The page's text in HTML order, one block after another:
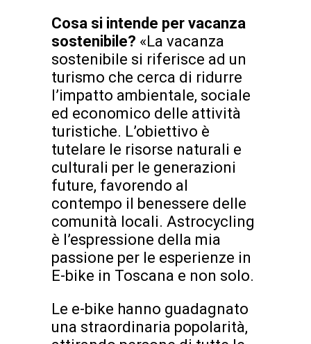
Cosa si intende per vacanza
sostenibile? «La vacanza
sostenibile si riferisce ad un
turismo che cerca di ridurre
l’impatto ambientale, sociale
ed economico delle attività
turistiche. L’obiettivo è
tutelare le risorse naturali e
culturali per le generazioni
future, favorendo al
contempo il benessere delle
comunità locali. Astrocycling
è l’espressione della mia
passione per le esperienze in
E-bike in Toscana e non solo.
Le e-bike hanno guadagnato
una straordinaria popolarità,